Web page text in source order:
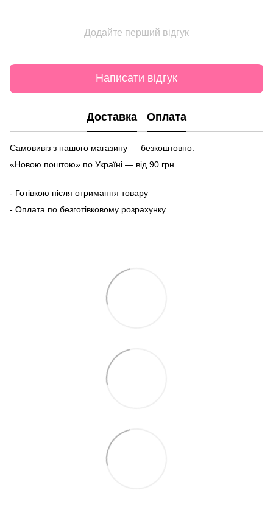
Додайте перший відгук
Написати відгук
Доставка Оплата
Самовивіз з нашого магазину — безкоштовно.
«Новою поштою» по Україні — від 90 грн.
- Готівкою після отримання товару
- Оплата по безготівковому розрахунку